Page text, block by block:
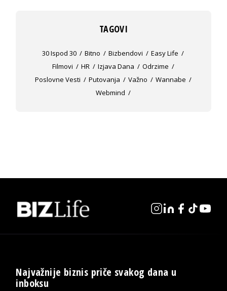
TAGOVI
30 Ispod 30 Bitno Bizbendovi
Easy Life
Filmovi
HR Izjava Dana
Odrzime
Poslovne Vesti
Putovanja Važno
Wannabe
Webmind
Najvažnije biznis priče svakog dana u
inboksu